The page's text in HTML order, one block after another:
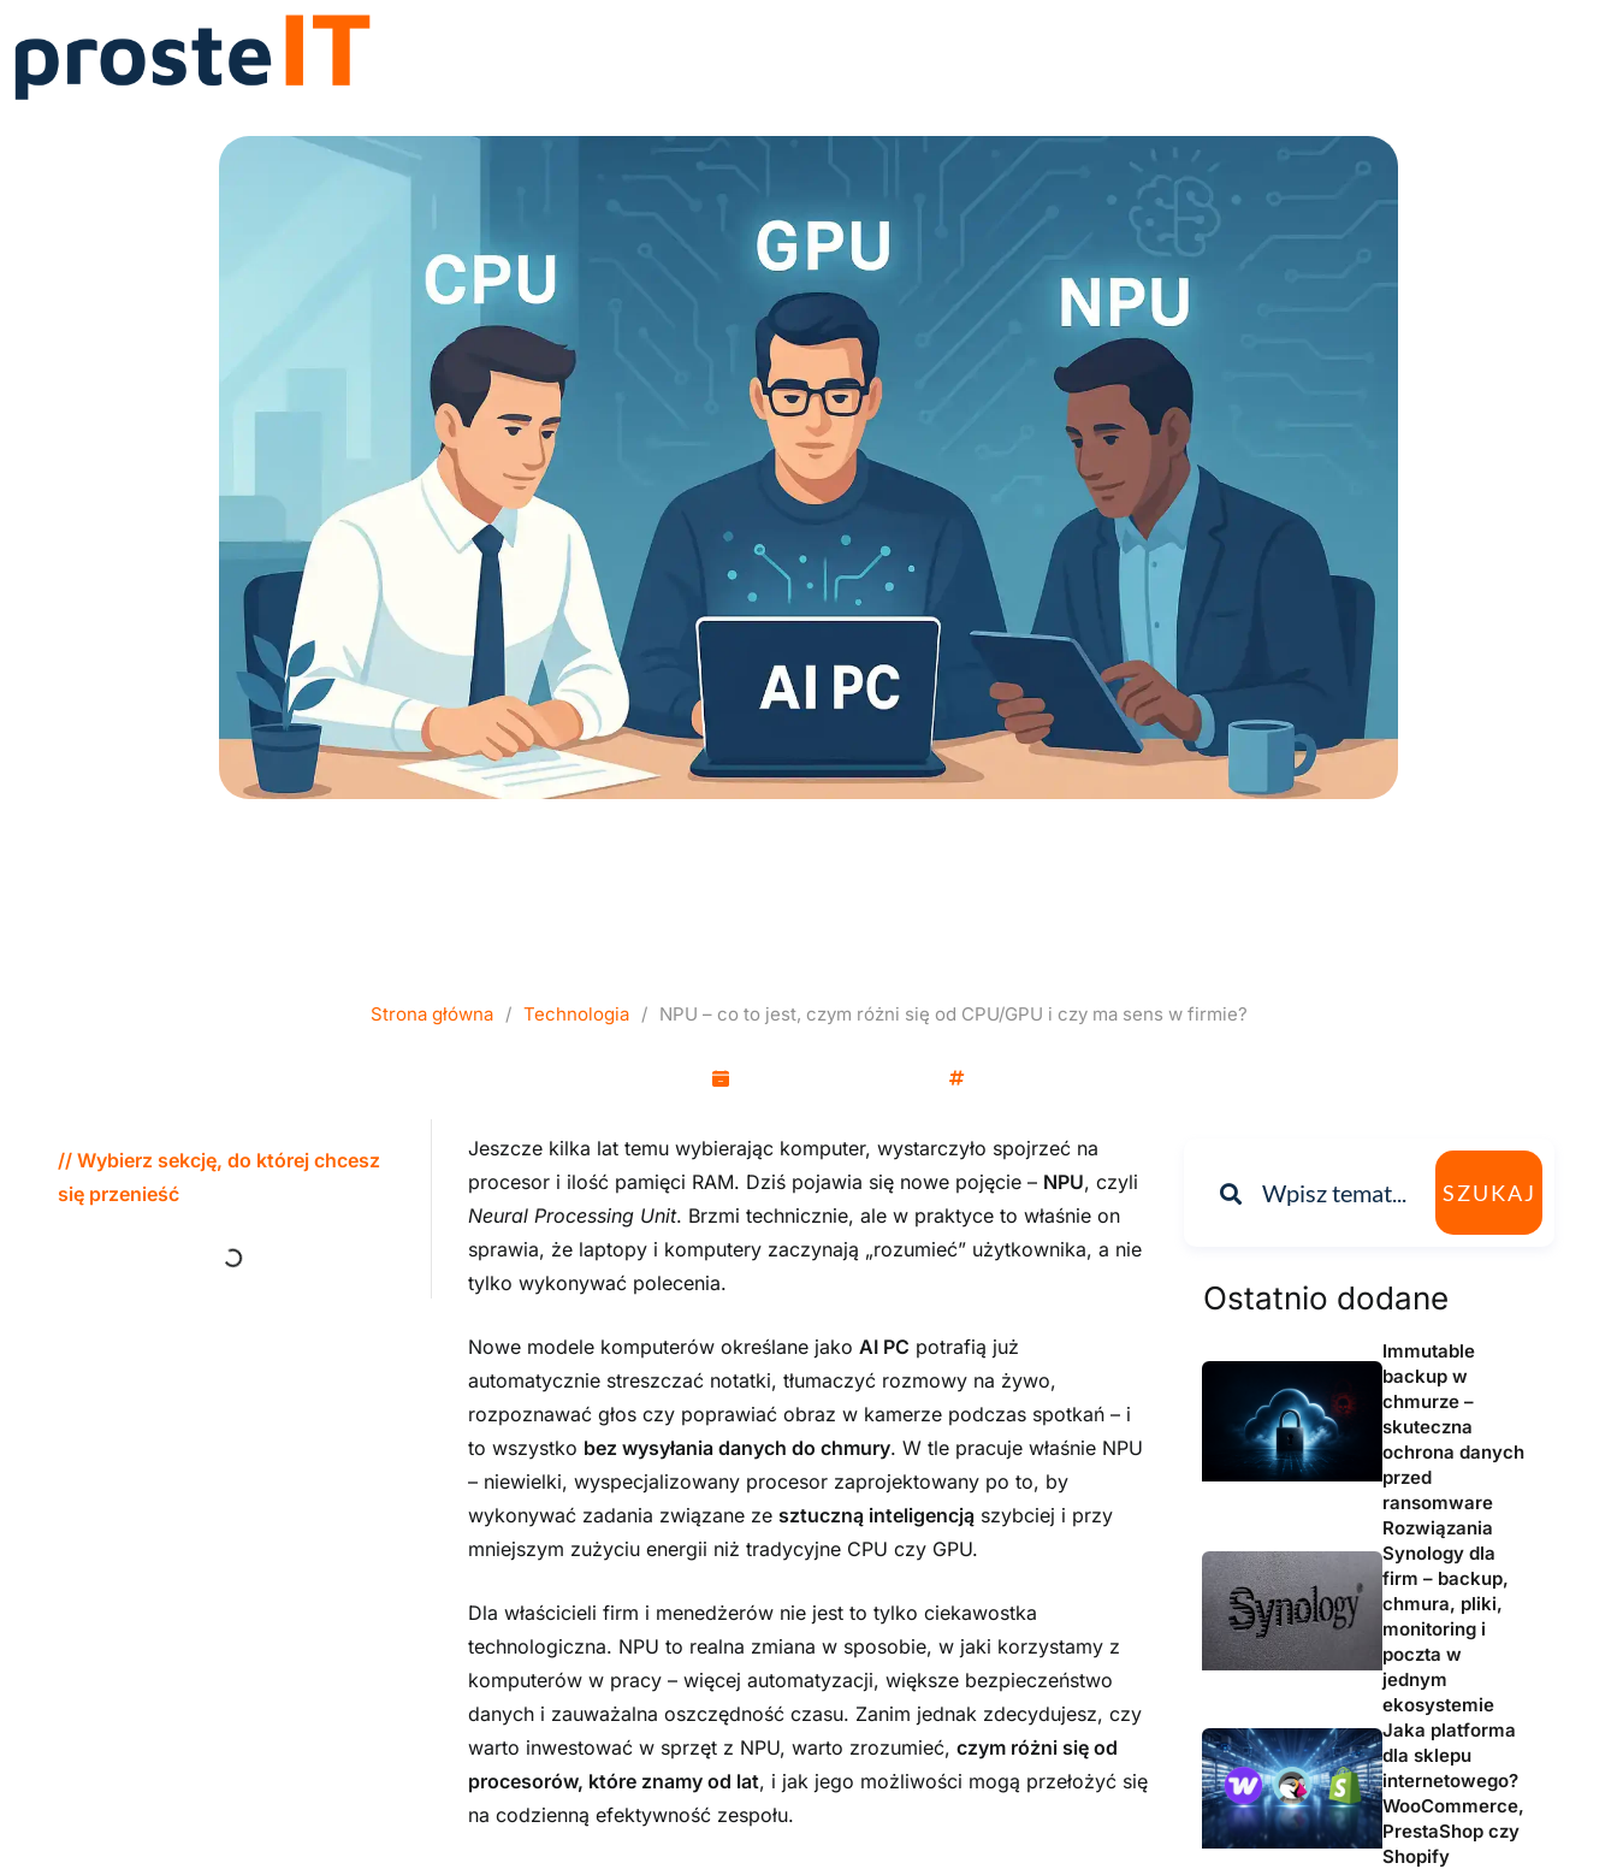
Strona główna / Technologia / NPU – co to jest, czym różni się od CPU/GPU i czy ma sens w firmie?
// Wybierz sekcję, do której chcesz
się przenieść
Jeszcze kilka lat temu wybierając komputer, wystarczyło spojrzeć na
procesor i ilość pamięci RAM. Dziś pojawia się nowe pojęcie – NPU, czyli
Neural Processing Unit. Brzmi technicznie, ale w praktyce to właśnie on
sprawia, że laptopy i komputery zaczynają „rozumieć” użytkownika, a nie
tylko wykonywać polecenia.
Nowe modele komputerów określane jakoAI PC potrafią już
automatycznie streszczać notatki, tłumaczyć rozmowy na żywo,
rozpoznawać głos czy poprawiać obraz w kamerze podczas spotkań – i
to wszystko bez wysyłania danych do chmury. W tle pracuje właśnie NPU
– niewielki, wyspecjalizowany procesor zaprojektowany po to, by
wykonywać zadania związane ze sztuczną inteligencją szybciej i przy
mniejszym zużyciu energii niż tradycyjne CPU czy GPU.
Dla właścicieli firm i menedżerów nie jest to tylko ciekawostka
technologiczna. NPU to realna zmiana w sposobie, w jaki korzystamy z
komputerów w pracy – więcej automatyzacji, większe bezpieczeństwo
danych i zauważalna oszczędność czasu. Zanim jednak zdecydujesz, czy
warto inwestować w sprzęt z NPU, warto zrozumieć,czym różni się od
procesorów, które znamy od lat, i jak jego możliwości mogą przełożyć się
na codzienną efektywność zespołu.
SZUKAJ
Ostatnio dodane
Immutable
backup w
chmurze –
skuteczna
ochrona danych
przed
ransomware
Rozwiązania
Synology dla
firm – backup,
chmura, pliki,
monitoring i
poczta w
jednym
ekosystemie
Jaka platforma
dla sklepu
internetowego?
WooCommerce,
PrestaShop czy
Shopify